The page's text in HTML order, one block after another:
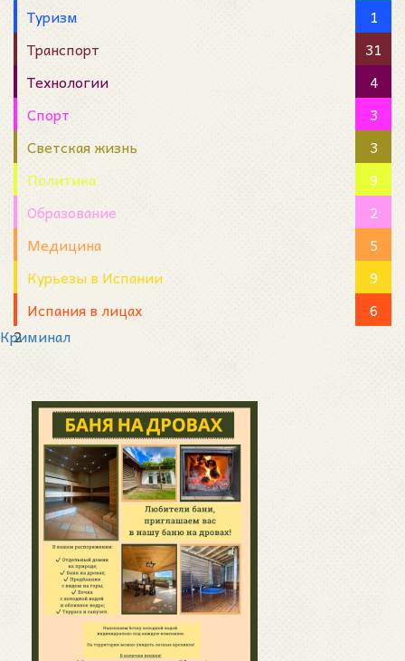
Туризм
1
Транспорт
31
Технологии
4
Спорт
3
Светская жизнь
3
Политика
9
Образование
2
Медицина
5
Курьезы в Испании
9
Испания в лицах
6
Криминал
2